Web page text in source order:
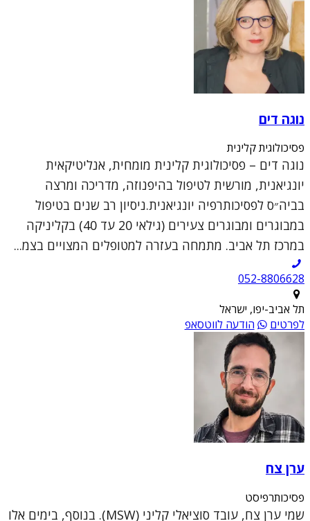
נוגה דים
פסיכולוגית קלינית
נוגה דים – פסיכולוגית קלינית מומחית, אנליטיקאית
יונגיאנית, מורשית לטיפול בהיפנוזה, מדריכה ומרצה
בביה״ס לפסיכותרפיה יונגיאנית.ניסיון רב שנים בטיפול
במבוגרים ומבוגרים צעירים (גילאי 20 עד 40) בקליניקה
במרכז תל אביב. מתמחה בעזרה למטופלים המצויים בצמ...
052-8806628
תל אביב-יפו, ישראל
לפרטים
הודעה לווטסאפ
ערן צח
פסיכותרפיסט
שמי ערן צח, עובד סוציאלי קליני (MSW). בנוסף, בימים אלו